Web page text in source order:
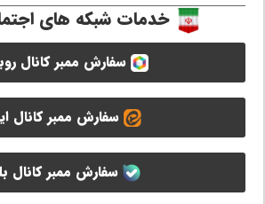
خدمات شبکه های
سفارش ممبر کانال
سفارش ممبر کانال
سفارش ممبر کانال